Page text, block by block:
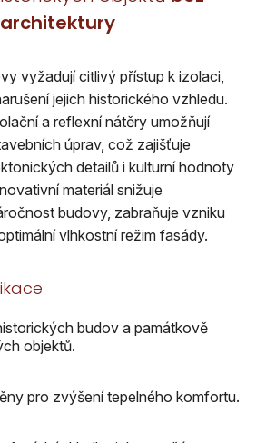
vyžadují citlivý přístup k izolaci,
jejich historického vzhledu.
a reflexní nátěry umožňují
úprav, což zajišťuje
detailů i kulturní hodnoty
materiál snižuje
budovy, zabraňuje vzniku
vlhkostní režim fasády.
budov a památkově
objektů.
pro zvýšení tepelného komfortu.